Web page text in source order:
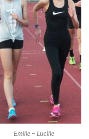
Emilie – Lucille